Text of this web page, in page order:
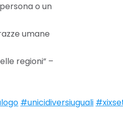
o un
umane
regioni” –
#unicidiversiuguali